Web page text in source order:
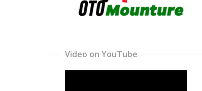
Video on YouTube